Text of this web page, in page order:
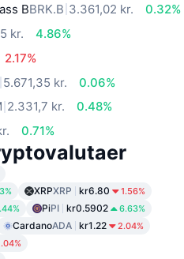
BBRK.B 3.361,02 kr.
0.32%
kr.
4.86%
2.17%
5.671,35 kr.
0.06%
2.331,7 kr.
0.48%
0.71%
XRPXRP kr6.80 1.56%
PiPI kr0.5902 6.63%
CardanoADA kr1.22 2.04%